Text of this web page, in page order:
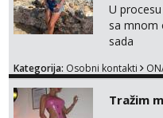
U
sa mnom
sada
Kategorija: Osobni kontakti
Tražim